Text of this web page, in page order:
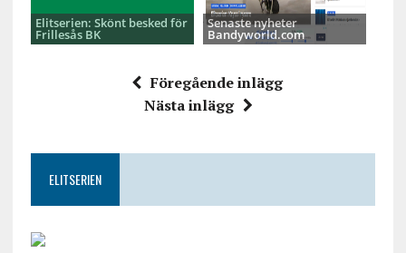
Elitserien: Skönt besked för
Frillesås BK
Senaste nyheter
Bandyworld.com
Föregående inlägg
Nästa inlägg
ELITSERIEN